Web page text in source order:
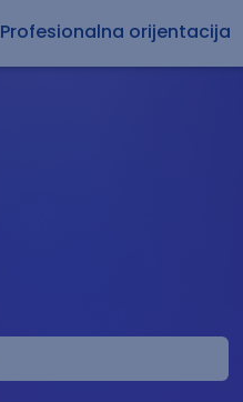
Profesionalna orijentacija